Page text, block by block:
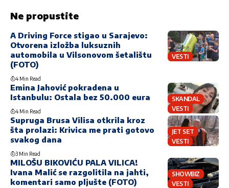
Ne propustite
VESTI
A Driving Force stigao u Sarajevo:
Otvorena izložba luksuznih
automobila u Vilsonovom šetalištu
(FOTO)
4 Min Read
SKANDAL
VESTI
Emina Jahović pokradena u
Istanbulu: Ostala bez 50.000 eura
4 Min Read
JET SET
VESTI
Supruga Brusa Vilisa otkrila kroz
šta prolazi: Krivica me prati gotovo
svakog dana
3 Min Read
SHOWBIZ
VESTI
MILOŠU BIKOVIĆU PALA VILICA!
Ivana Malić se razgolitila na jahti,
komentari samo pljušte (FOTO)